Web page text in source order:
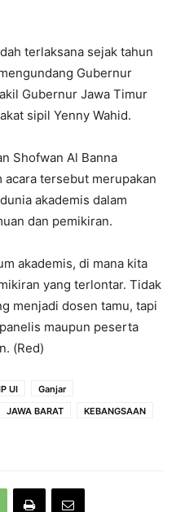
terlaksana sejak tahun
Gubernur
Gubernur Jawa Timur
sipil Yenny Wahid.
Shofwan Al Banna
acara tersebut merupakan
akademis dalam
dan pemikiran.
akademis, di mana kita
yang terlontar. Tidak
menjadi dosen tamu, tapi
maupun peserta
(Red)
UI
Ganjar
JAWA BARAT
KEBANGSAAN